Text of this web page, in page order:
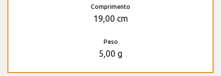
Comprimento
19,00 cm
Peso
5,00 g